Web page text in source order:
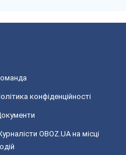
конфіденційності
OBOZ.UA на місці